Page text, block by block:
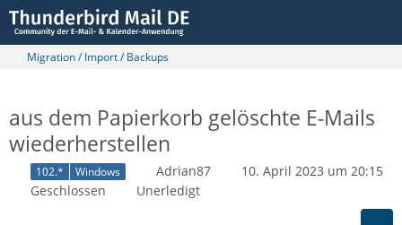
Migration / Import / Backups
aus dem Papierkorb gelöschte E-Mails
wiederherstellen
102.* Windows Adrian87
10. April 2023 um 20:15
Geschlossen
Unerledigt